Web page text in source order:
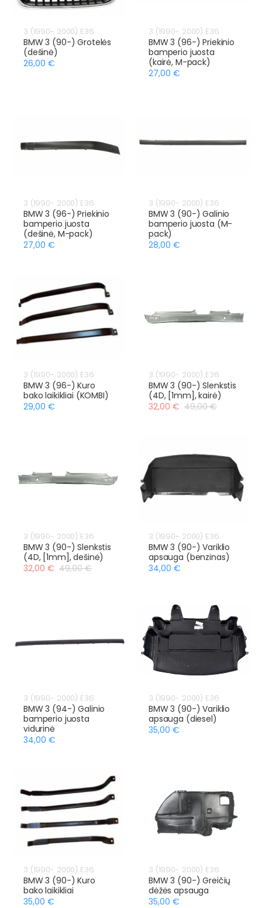
3 (1990- 2000) E36
BMW 3 (90-) Grotelės
(dešinė)
26,00 €
3 (1990- 2000) E36
BMW 3 (96-) Priekinio
bamperio juosta
(kairė, M-pack)
27,00 €
3 (1990- 2000) E36
BMW 3 (96-) Priekinio
bamperio juosta
(dešinė, M-pack)
27,00 €
3 (1990- 2000) E36
BMW 3 (90-) Galinio
bamperio juosta (M-
pack)
28,00 €
3 (1990- 2000) E36
BMW 3 (96-) Kuro
bako laikikliai (KOMBI)
29,00 €
3 (1990- 2000) E36
BMW 3 (90-) Slenkstis
(4D, [1mm], kairė)
32,00 € 49,00 €
3 (1990- 2000) E36
BMW 3 (90-) Slenkstis
(4D, [1mm], dešinė)
32,00 € 49,00 €
3 (1990- 2000) E36
BMW 3 (90-) Variklio
apsauga (benzinas)
34,00 €
3 (1990- 2000) E36
BMW 3 (94-) Galinio
bamperio juosta
vidurinė
34,00 €
3 (1990- 2000) E36
BMW 3 (90-) Variklio
apsauga (diesel)
35,00 €
3 (1990- 2000) E36
BMW 3 (90-) Kuro
bako laikikliai
35,00 €
3 (1990- 2000) E36
BMW 3 (90-) Greičių
dėžės apsauga
35,00 €